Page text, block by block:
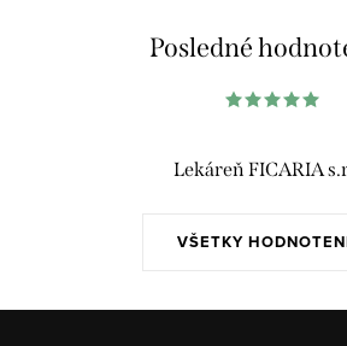
Posledné
VŠETKY
Lekáreň FICARIA